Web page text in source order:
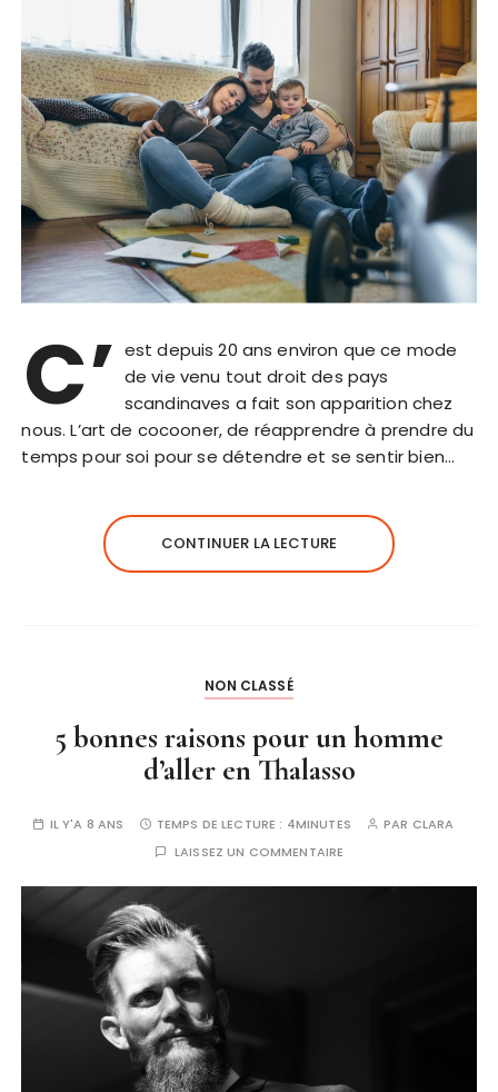
C’ est depuis 20 ans environ que ce mode
de vie venu tout droit des pays
scandinaves a fait son apparition chez
nous. L’art de cocooner, de réapprendre à prendre du
temps pour soi pour se détendre et se sentir bien…
CONTINUER LA LECTURE
NON CLASSÉ
5 bonnes raisons pour un homme
d’aller en Thalasso
IL Y'A 8 ANS TEMPS DE LECTURE : 4MINUTES PAR CLARA
LAISSEZ UN COMMENTAIRE